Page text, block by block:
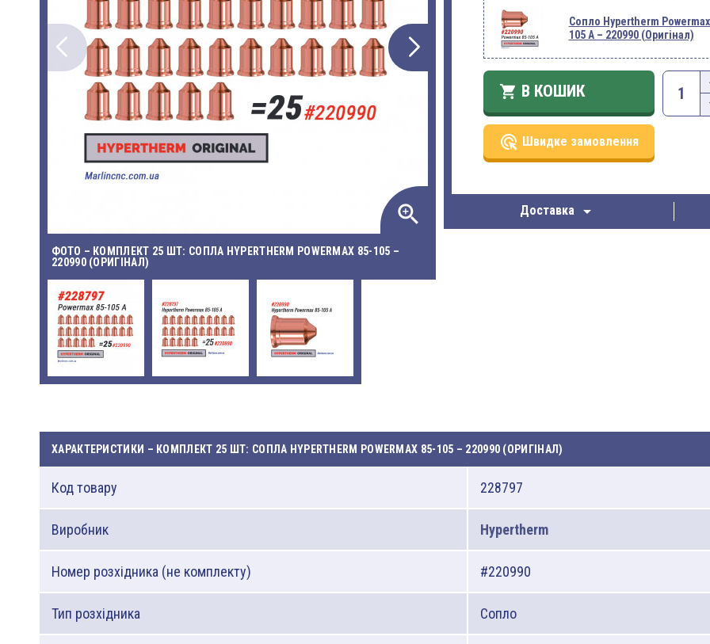
zoom_in
ФОТО – КОМПЛЕКТ 25 ШТ: СОПЛА HYPERTHERM POWERMAX 85-105 –
220990 (ОРИГІНАЛ)
Сопло Hypertherm
105 A – 220990 (Оригінал)
 В КОШИК
ads_click Швидке замовлення
Доставка 
ХАРАКТЕРИСТИКИ – КОМПЛЕКТ 25 ШТ: СОПЛА HYPERTHERM POWERMAX 85-105 – 220990 (ОРИГІНАЛ)
Код товару 228797
Виробник Hypertherm
Номер розхідника (не комплекту) #220990
Тип розхідника Сопло